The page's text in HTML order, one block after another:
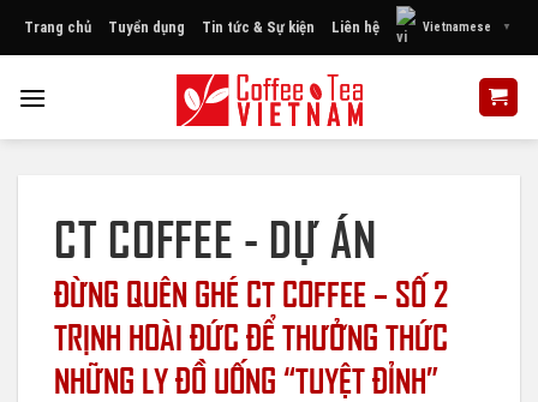
Trang chủ Tuyển dụng Tin tức & Sự kiện Liên hệ Vietnamese ▼
CT COFFEE - DỰ ÁN
ĐỪNG QUÊN GHÉ CT COFFEE – SỐ 2
TRỊNH HOÀI ĐỨC ĐỂ THƯỞNG THỨC
NHỮNG LY ĐỒ UỐNG “TUYỆT ĐỈNH”